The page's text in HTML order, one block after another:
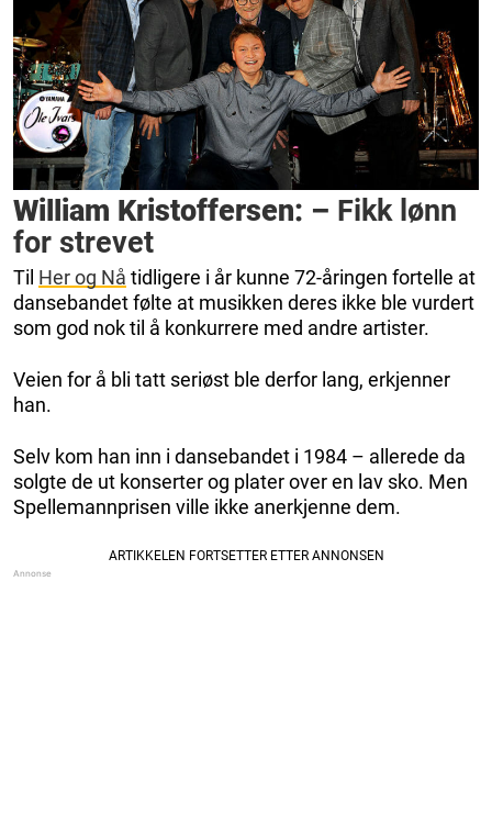
William Kristoffersen: – Fikk lønn
for strevet
Til Her og Nå tidligere i år kunne 72-åringen fortelle at
dansebandet følte at musikken deres ikke ble vurdert
som god nok til å konkurrere med andre artister.
Veien for å bli tatt seriøst ble derfor lang, erkjenner
han.
Selv kom han inn i dansebandet i 1984 – allerede da
solgte de ut konserter og plater over en lav sko. Men
Spellemannprisen ville ikke anerkjenne dem.